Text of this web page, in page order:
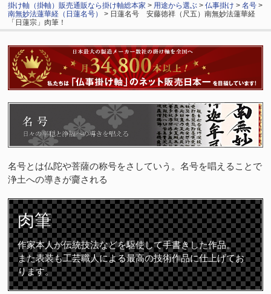
掛け軸（掛軸）販売通販なら掛け軸総本家 > 用途から選ぶ >仏事掛け >名号 >
南無妙法蓮華経（日蓮名号）
> 日蓮名号 安藤徳祥（尺五）南無妙法蓮華経
「日蓮宗」肉筆！
名号とは仏陀や菩薩の称号をさしていう。名号を唱えることで
浄土への導きが齎される
肉筆
作家本人が伝統技法などを駆使して手書きした作品。
また表装も工芸職人による最高の技術作品に仕上げてお
ります。